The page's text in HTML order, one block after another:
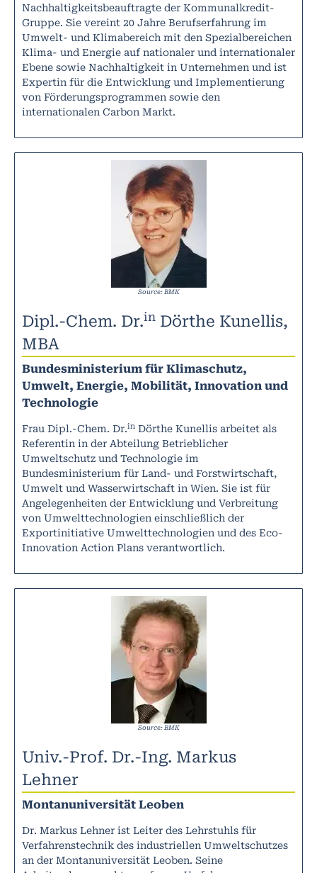
Nachhaltigkeitsbeauftragte der Kommunalkredit-
Gruppe. Sie vereint 20 Jahre Berufserfahrung im
Umwelt- und Klimabereich mit den Spezialbereichen
Klima- und Energie auf nationaler und internationaler
Ebene sowie Nachhaltigkeit in Unternehmen und ist
Expertin für die Entwicklung und Implementierung
von Förderungsprogrammen sowie den
internationalen Carbon Markt.
Source: BMK
Dipl.-Chem. Dr.in Dörthe Kunellis,
MBA
Bundesministerium für Klimaschutz,
Umwelt, Energie, Mobilität, Innovation und
Technologie
Frau Dipl.-Chem. Dr.in Dörthe Kunellis arbeitet als
Referentin in der Abteilung Betrieblicher
Umweltschutz und Technologie im
Bundesministerium für Land- und Forstwirtschaft,
Umwelt und Wasserwirtschaft in Wien. Sie ist für
Angelegenheiten der Entwicklung und Verbreitung
von Umwelttechnologien einschließlich der
Exportinitiative Umwelttechnologien und des Eco-
Innovation Action Plans verantwortlich.
Source: BMK
Univ.-Prof. Dr.-Ing. Markus
Lehner
Montanuniversität Leoben
Dr. Markus Lehner ist Leiter des Lehrstuhls für
Verfahrenstechnik des industriellen Umweltschutzes
an der Montanuniversität Leoben. Seine